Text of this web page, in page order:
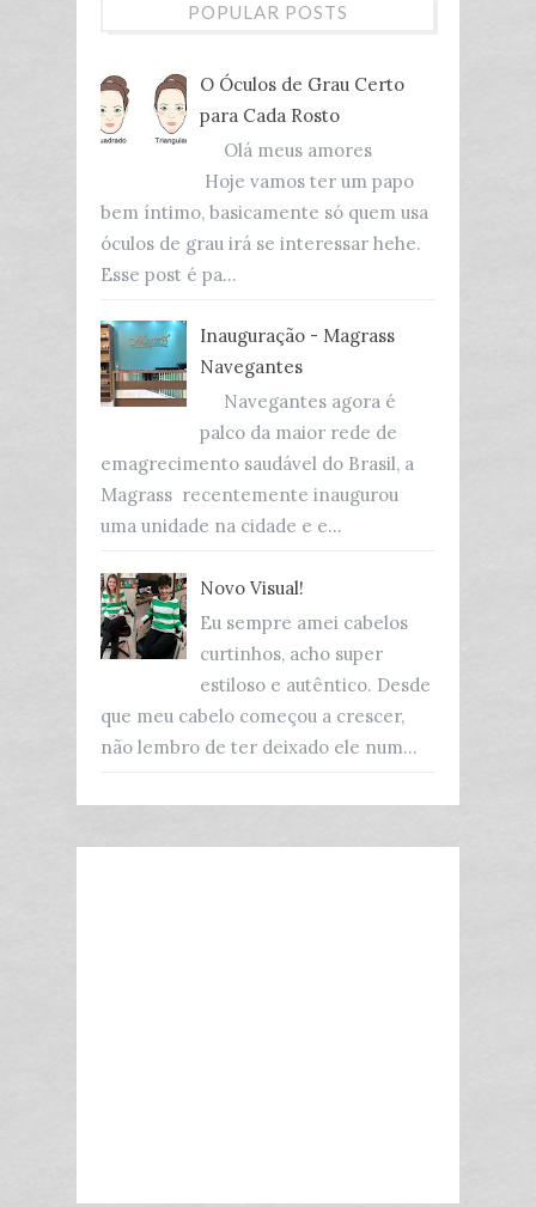
POPULAR POSTS
O Óculos de Grau Certo
para Cada Rosto
Olá meus amores
Hoje vamos ter um papo
bem íntimo, basicamente só quem usa
óculos de grau irá se interessar hehe.
Esse post é pa...
Inauguração - Magrass
Navegantes
Navegantes agora é
palco da maior rede de
emagrecimento saudável do Brasil, a
Magrass recentemente inaugurou
uma unidade na cidade e e...
Novo Visual!
Eu sempre amei cabelos
curtinhos, acho super
estiloso e autêntico. Desde
que meu cabelo começou a crescer,
não lembro de ter deixado ele num...